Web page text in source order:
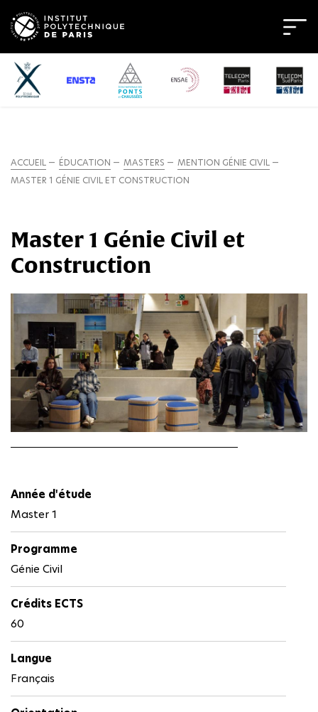
ACCUEIL ÉDUCATION MASTERS
MENTION GÉNIE CIVIL
MASTER 1 GÉNIE CIVIL ET CONSTRUCTION
Master 1 Génie Civil et
Construction
Année d'étude
Master 1
Programme
Génie Civil
Crédits ECTS
60
Langue
Français